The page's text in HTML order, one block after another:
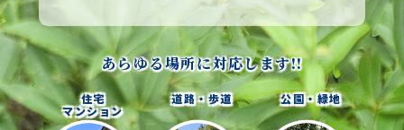
あらゆる場所に対応します!!
住宅
マンション
道路・歩道 公園・緑地